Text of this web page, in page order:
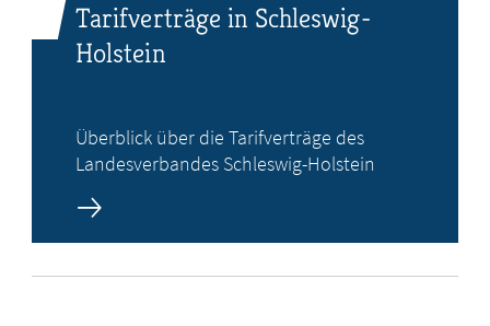
Tarifverträge in Schleswig-
Holstein
Überblick über die Tarifverträge des
Landesverbandes Schleswig-Holstein